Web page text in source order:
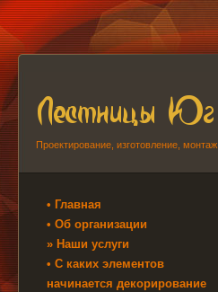
Проектирование, изготовление, монтаж
• Главная
• Об организации
» Наши услуги
• С каких элементов
начинается декорирование